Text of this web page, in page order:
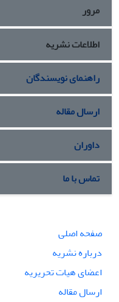
مرور
اطلاعات نشریه
راهنمای نویسندگان
ارسال مقاله
داوران
تماس با ما
صفحه اصلی
درباره نشریه
اعضای هیات تحریریه
ارسال مقاله